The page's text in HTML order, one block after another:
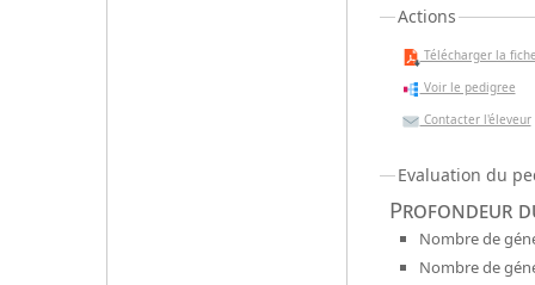
Actions
Télécharger la
Voir le pedigree
Contacter l'éleveur
Evaluation du
Profondeur
Nombre de
Nombre de